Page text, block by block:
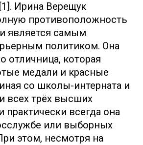
Ирина Верещук
противоположность
является самым
политиком. Она
отличница, которая
медали и красные
со школы-интерната и
всех трёх высших
практически всегда она
или выборных
этом, несмотря на